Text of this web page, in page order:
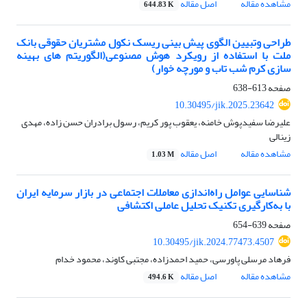
مشاهده مقاله اصل مقاله 644.83 K
طراحی وتبیین الگوی پیش بینی ریسک نکول مشتریان حقوقی بانک
ملت با استفاده از رویکرد هوش مصنوعی(الگوریتم های بهینه
سازی کرم شب تاب و مورچه خوار)
صفحه613-638
10.30495/jik.2025.23642
علیرضا سفیدپوش خامنه، یعقوب پور کریم، رسول برادران حسن زاده، مهدی
زینالی
مشاهده مقاله
اصل مقاله 1.03 M
شناسایی عوامل راه‌اندازی معاملات اجتماعی در بازار سرمایه ایران
با به‌کارگیری تکنیک تحلیل عاملی اکتشافی
صفحه639-654
10.30495/jik.2024.77473.4507
فرهاد مرسلی پاورسی، حمید احمدزاده، مجتبی کاوند، محمود خدام
مشاهده مقاله
اصل مقاله 494.6 K